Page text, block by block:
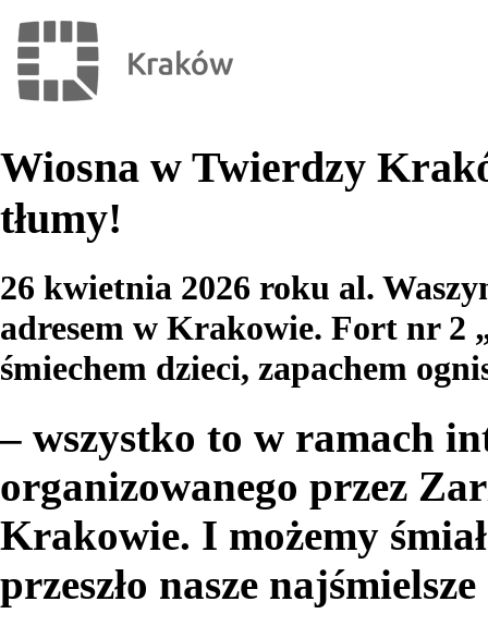
Wiosna w Twierdzy
tłumy!
26 kwietnia 2026 roku al.
adresem w Krakowie. Fort nr 2
śmiechem dzieci, zapachem
– wszystko to w ramach
organizowanego przez
Krakowie. I możemy
przeszło nasze